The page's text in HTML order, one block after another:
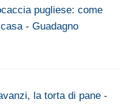
pugliese: come
- Guadagno
la torta di pane -